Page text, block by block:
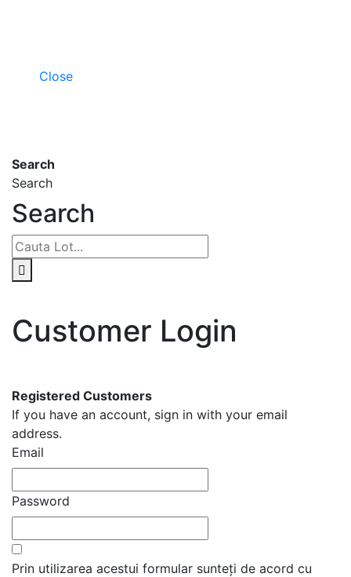
Close
Search
Search
Search
Customer Login
Registered Customers
If you have an account, sign in with your email
address.
Email
Password
Prin utilizarea acestui formular sunteți de acord cu